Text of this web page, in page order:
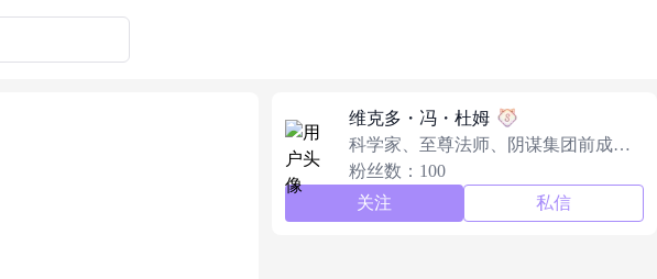
维克多・冯・杜姆
科学家、至尊法师、阴谋集团前成
员、未来基金会前成员、斗界神君、
恶名铁人、神奇F4系列反派，事拉托
维利亚头子。
粉丝数：100
关注
私信